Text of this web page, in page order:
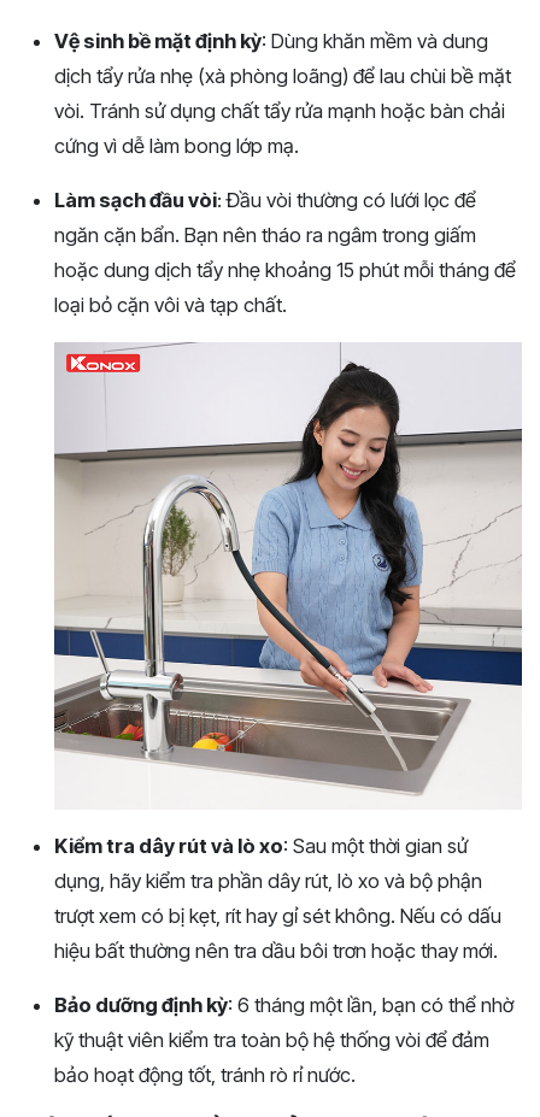
Vệ sinh bề mặt định kỳ: Dùng khăn mềm và dung
dịch tẩy rửa nhẹ (xà phòng loãng) để lau chùi bề mặt
vòi. Tránh sử dụng chất tẩy rửa mạnh hoặc bàn chải
cứng vì dễ làm bong lớp mạ.
Làm sạch đầu vòi: Đầu vòi thường có lưới lọc để
ngăn cặn bẩn. Bạn nên tháo ra ngâm trong giấm
hoặc dung dịch tẩy nhẹ khoảng 15 phút mỗi tháng để
loại bỏ cặn vôi và tạp chất.
Kiểm tra dây rút và lò xo: Sau một thời gian sử
dụng, hãy kiểm tra phần dây rút, lò xo và bộ phận
trượt xem có bị kẹt, rít hay gỉ sét không. Nếu có dấu
hiệu bất thường nên tra dầu bôi trơn hoặc thay mới.
Bảo dưỡng định kỳ: 6 tháng một lần, bạn có thể nhờ
kỹ thuật viên kiểm tra toàn bộ hệ thống vòi để đảm
bảo hoạt động tốt, tránh rò rỉ nước.